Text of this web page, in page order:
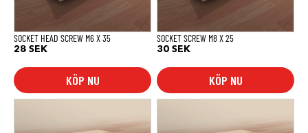
SOCKET HEAD SCREW M6 X 35
28 SEK
KÖP NU
SOCKET SCREW M8 X 25
30 SEK
KÖP NU